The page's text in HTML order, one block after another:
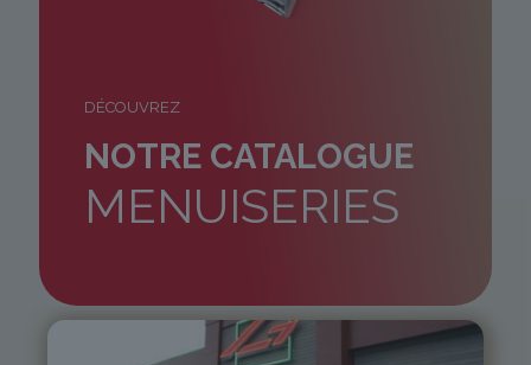
DÉCOUVREZ
NOTRE CATALOGUE
MENUISERIES